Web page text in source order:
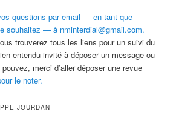
questions par email — en tant que
souhaitez — à nminterdial@gmail.com.
trouverez tous les liens pour un suivi du
entendu invité à déposer un message ou
merci d’aller déposer une revue
le noter.
JOURDAN